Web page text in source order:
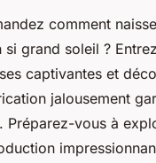
comment
grand soleil ?
captivantes et
jalousement
. Préparez-vous à